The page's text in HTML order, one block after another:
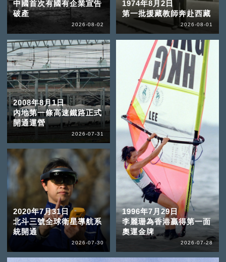
中國首次有國有企業宣告
破產
2026-08-02
1974年8月2日
第一批援藏教師奔赴西藏
2026-08-01
2008年8月1日
內地第一條高速鐵路正式
開通運營
2026-07-31
2020年7月31日
北斗三號全球衛星導航系
統開通
2026-07-30
1996年7月29日
李麗珊為香港贏得第一面
奧運金牌
2026-07-28